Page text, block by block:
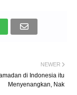
NEWER
di Indonesia itu
Menyenangkan, Nak